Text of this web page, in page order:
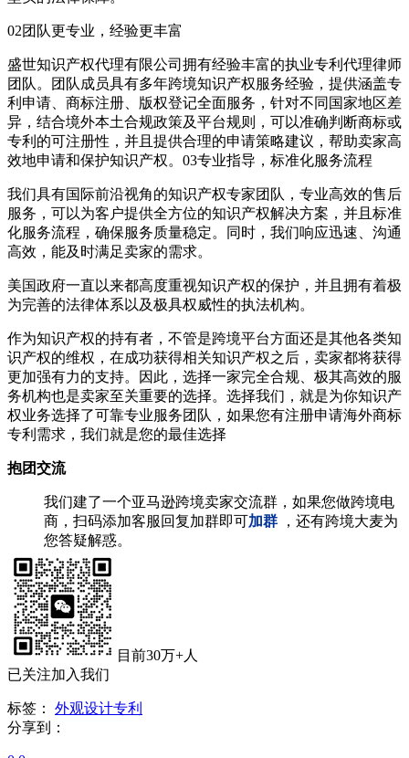
02团队更专业，经验更丰富
盛世知识产权代理有限公司拥有经验丰富的执业专利代理律师
团队。团队成员具有多年跨境知识产权服务经验，提供涵盖专
利申请、商标注册、版权登记全面服务，针对不同国家地区差
异，结合境外本土合规政策及平台规则，可以准确判断商标或
专利的可注册性，并且提供合理的申请策略建议，帮助卖家高
效地申请和保护知识产权。03专业指导，标准化服务流程
我们具有国际前沿视角的知识产权专家团队，专业高效的售后
服务，可以为客户提供全方位的知识产权解决方案，并且标准
化服务流程，确保服务质量稳定。同时，我们响应迅速、沟通
高效，能及时满足卖家的需求。
美国政府一直以来都高度重视知识产权的保护，并且拥有着极
为完善的法律体系以及极具权威性的执法机构。
作为知识产权的持有者，不管是跨境平台方面还是其他各类知
识产权的维权，在成功获得相关知识产权之后，卖家都将获得
更加强有力的支持。因此，选择一家完全合规、极其高效的服
务机构也是卖家至关重要的选择。 选择我们，就是为你知识产
权业务选择了可靠专业服务团队，如果您有注册申请海外商标
专利需求，我们就是您的最佳选择
抱团交流
我们建了一个亚马逊跨境卖家交流群，如果您做跨境电
商，扫码添加客服回复加群即可加群
，还有跨境大麦为
您答疑解惑。
目前30万+人
已关注加入我们
标签：
外观设计专利
分享到：